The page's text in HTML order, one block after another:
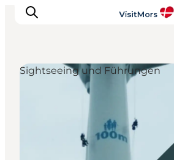
Infos über Mors
Sightseeing und Führungen